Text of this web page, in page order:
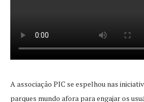
A associação PIC se espelhou nas
parques mundo afora para engajar os